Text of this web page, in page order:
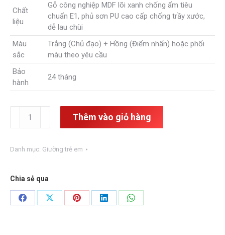
Chất
liệu
Gỗ công nghiệp MDF lõi xanh chống ẩm tiêu
chuẩn E1, phủ sơn PU cao cấp chống trầy xước,
dễ lau chùi
Màu
sắc
Trắng (Chủ đạo) + Hồng (Điểm nhấn) hoặc phối
màu theo yêu cầu
Bảo
hành
24 tháng
minh
GTE-
09
Thêm vào giỏ hàng
Danh mục: Giường trẻ em
Chia sẻ qua
Share
Share
Share
Share
Share